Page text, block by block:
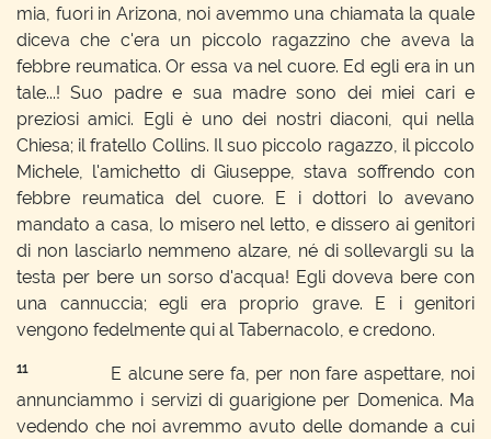
mia, fuori in Arizona, noi avemmo una chiamata la quale
diceva che c'era un piccolo ragazzino che aveva la
febbre reumatica. Or essa va nel cuore. Ed egli era in un
tale...! Suo padre e sua madre sono dei miei cari e
preziosi amici. Egli è uno dei nostri diaconi, qui nella
Chiesa; il fratello Collins. Il suo piccolo ragazzo, il piccolo
Michele, l'amichetto di Giuseppe, stava soffrendo con
febbre reumatica del cuore. E i dottori lo avevano
mandato a casa, lo misero nel letto, e dissero ai genitori
di non lasciarlo nemmeno alzare, né di sollevargli su la
testa per bere un sorso d'acqua! Egli doveva bere con
una cannuccia; egli era proprio grave. E i genitori
vengono fedelmente qui al Tabernacolo, e credono.
11E alcune sere fa, per non fare aspettare, noi
annunciammo i servizi di guarigione per Domenica. Ma
vedendo che noi avremmo avuto delle domande a cui